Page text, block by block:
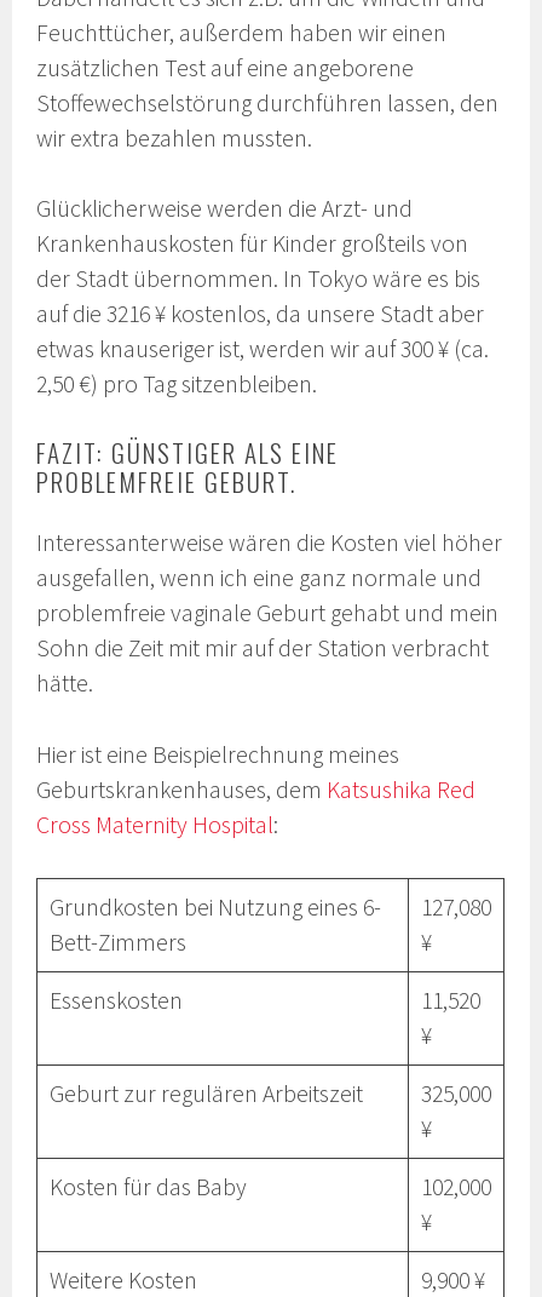
Feuchttücher, außerdem haben wir einen
zusätzlichen Test auf eine angeborene
Stoffewechselstörung durchführen lassen, den
wir extra bezahlen mussten.
Glücklicherweise werden die Arzt- und
Krankenhauskosten für Kinder großteils von
der Stadt übernommen. In Tokyo wäre es bis
auf die 3216 ¥ kostenlos, da unsere Stadt aber
etwas knauseriger ist, werden wir auf 300 ¥ (ca.
2,50 €) pro Tag sitzenbleiben.
FAZIT: GÜNSTIGER ALS EINE
PROBLEMFREIE GEBURT.
Interessanterweise wären die Kosten viel höher
ausgefallen, wenn ich eine ganz normale und
problemfreie vaginale Geburt gehabt und mein
Sohn die Zeit mit mir auf der Station verbracht
hätte.
Hier ist eine Beispielrechnung meines
Geburtskrankenhauses, dem Katsushika Red
Cross Maternity Hospital:
Grundkosten bei Nutzung eines 6-
Bett-Zimmers
127,080
¥
Essenskosten
11,520
¥
Geburt zur regulären Arbeitszeit
325,000
¥
Kosten für das Baby
102,000
¥
Weitere Kosten
9,900 ¥